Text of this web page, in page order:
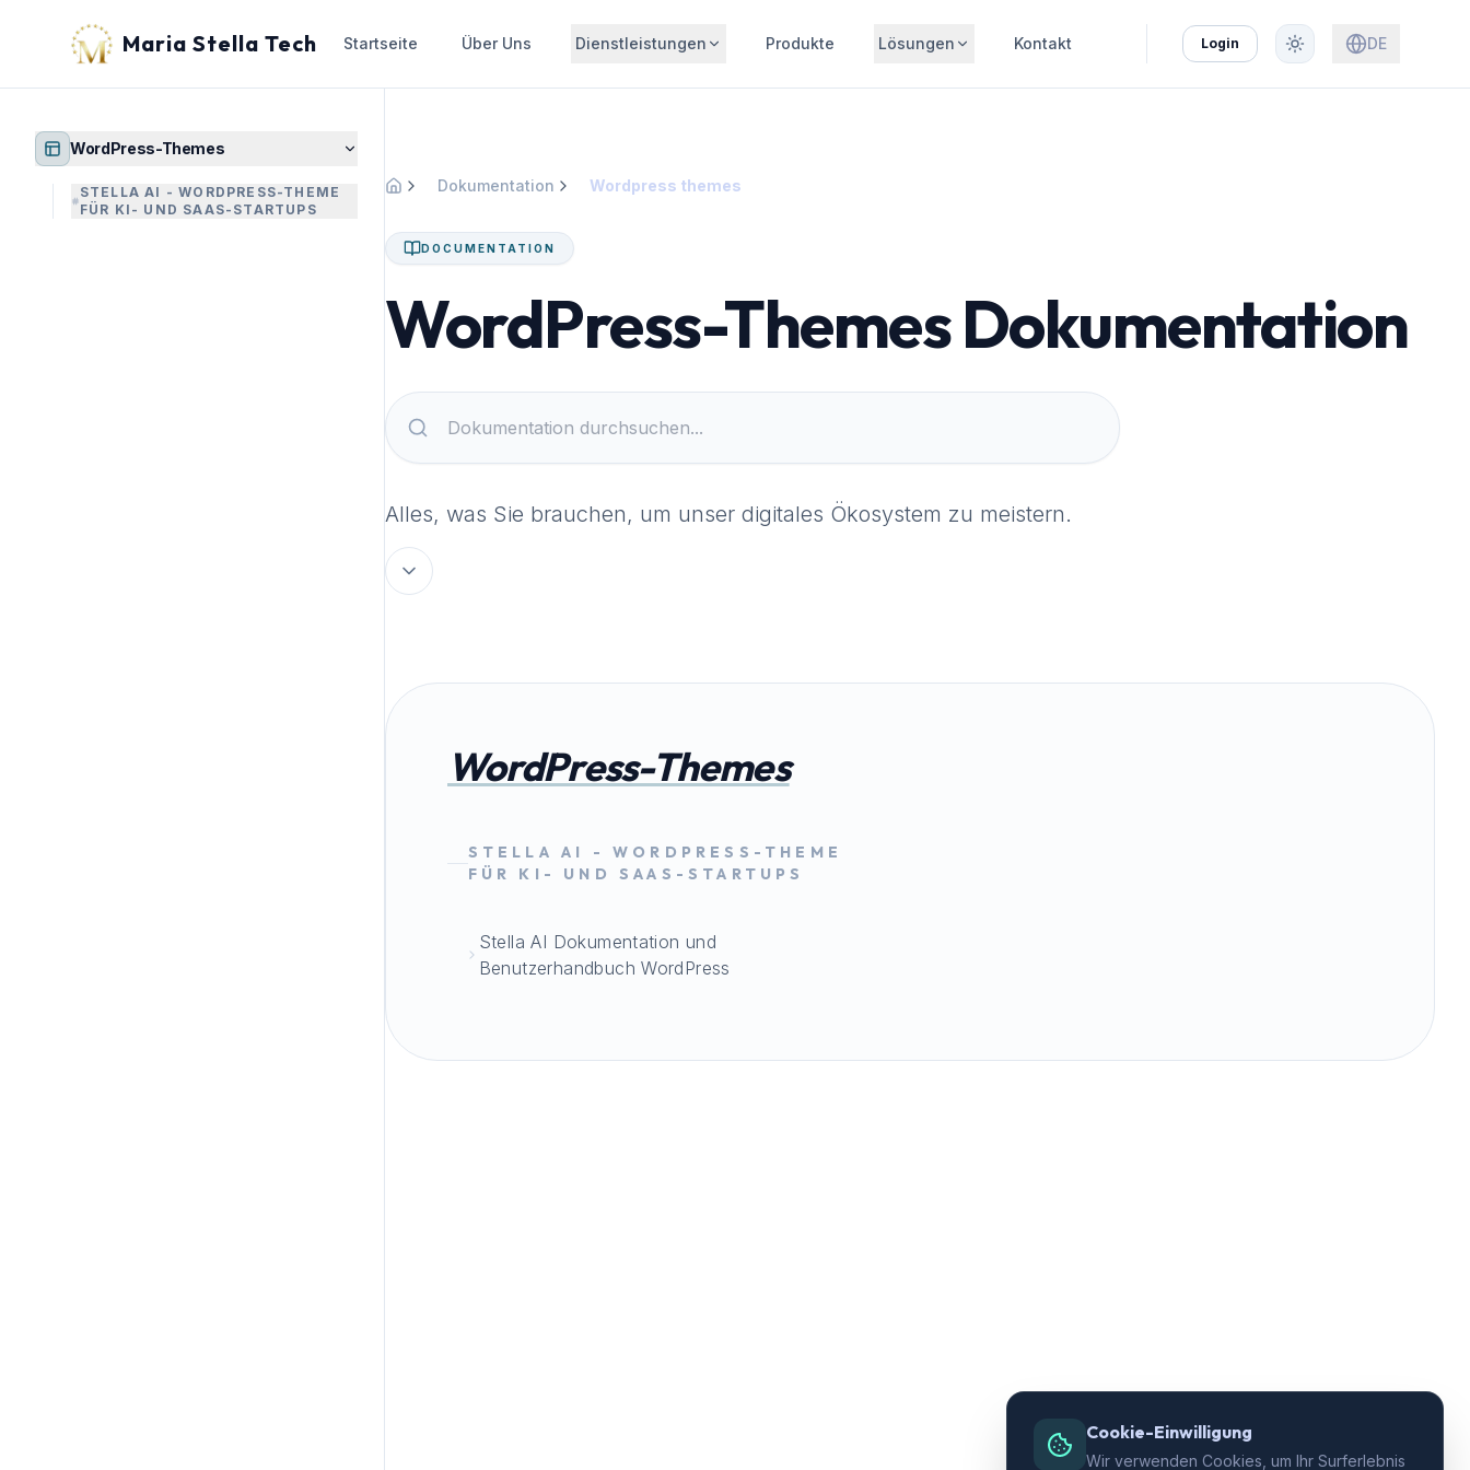
Maria Stella Tech Startseite Über Uns Dienstleistungen Produkte Lösungen Kontakt Login DE
WordPress-Themes
STELLA AI - WORDPRESS-THEME
FÜR KI- UND SAAS-STARTUPS
Dokumentation Wordpress themes
DOCUMENTATION
WordPress-Themes Dokumentation
Alles, was Sie brauchen, um unser digitales Ökosystem zu meistern.
WordPress-Themes
STELLA AI - WORDPRESS-THEME
FÜR KI- UND SAAS-STARTUPS
Stella AI Dokumentation und
Benutzerhandbuch WordPress
Cookie-Einwilligung
Wir verwenden Cookies, um Ihr Surferlebnis